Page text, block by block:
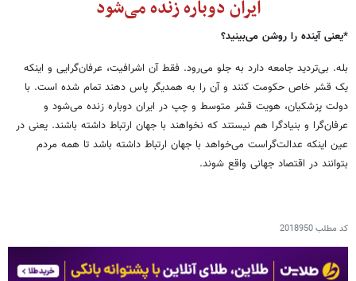
ایران دوباره زنده میشود
*یعنی آینده را روشن میبینید؟
بله. بی‌تردید جامعه دارد به جلو میرود. فقط آن اشرافیت، عرفانگرایی و اینکه
یک قشر خاص حکومت کنند و آن را به همدیگر پاس دهند تمام شده است. با
دولت پزشکیان، هویت قشر متوسط و چپ در ایران دوباره زنده میشود و
عرفانگرا و بنیادگرا هم نیستند که نخواهند با جهان ارتباط داشته باشند. یعنی در
عین اینکه عدالتگراست میخواهد با جهان ارتباط داشته باشد تا همه مردم
بتوانند در اقتصاد جهانی واقع شوند.
کد مطلب2018950